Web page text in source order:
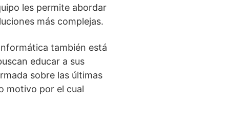
les permite abordar
más complejas.
también está
educar a sus
sobre las últimas
motivo por el cual